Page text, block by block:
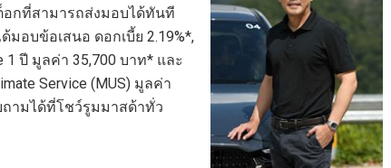
อกที่สามารถส่งมอบได้ทันที
มอบข้อเสนอ ดอกเบี้ย 2.19%*,
1 ปี มูลค่า 35,700 บาท* และ
Service (MUS) มูลค่า
ามได้ที่โชว์รูมมาสด้าทั่ว